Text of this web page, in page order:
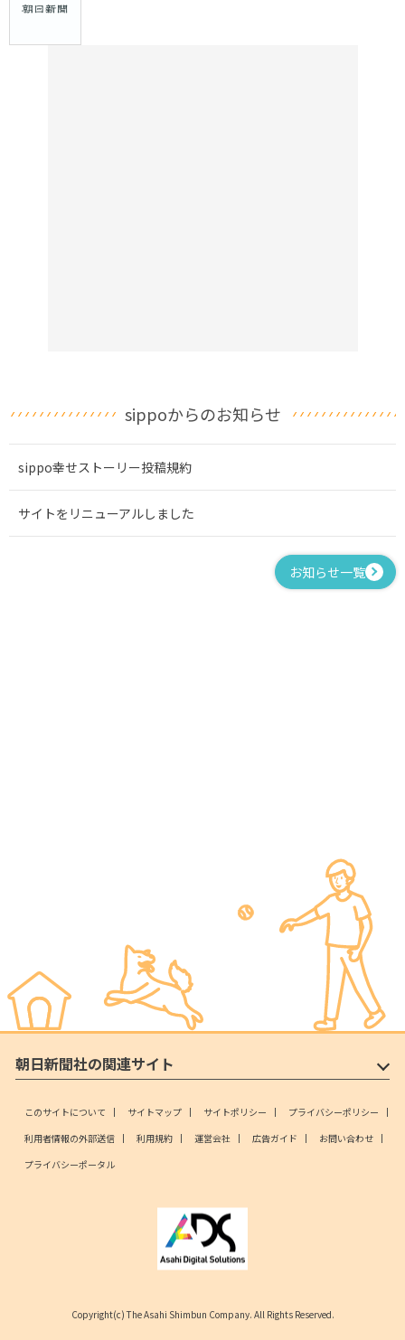
sippoからのお知らせ
sippo幸せストーリー投稿規約
サイトをリニューアルしました
お知らせ一覧
朝日新聞社の関連サイト
このサイトについて サイトマップ サイトポリシー
プライバシーポリシー
利用者情報の外部送信
利用規約 運営会社 広告ガイド
お問い合わせ
プライバシーポータル
Copyright(c) The Asahi Shimbun Company. All Rights Reserved.